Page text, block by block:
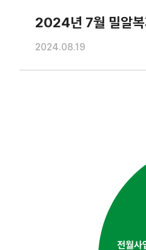
2024년 7월 밀알복
2024.08.19